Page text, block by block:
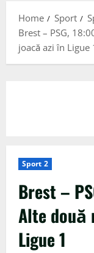
Home Sport
Brest – PSG,
joacă azi în Ligue
Sport 2
Brest –
Alte două
Ligue 1